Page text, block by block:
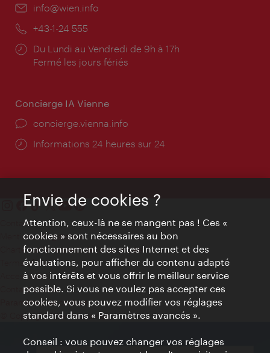
E-
info@wien.info
Téléphone:
+43-1-24 555
Horaires
d'ouverture:
Du Lundi au Vendredi de 9h à 17h
Fermé les jours fériés
Concierge IA Vienne
Ort:
concierge.vienna.info
Öffnungszeiten:
Informations 24 heures sur 24
Contact
Mentions obligatoires
Charte sur le respect de la vie privée
Terms of Use
Accessibilité
Contact presse
Paramètres de cookies
© Copyright WienTourismus
Envie de cookies ?
Attention, ceux-là ne se mangent pas ! Ces «
cookies » sont nécessaires au bon
fonctionnement des sites Internet et des
évaluations, pour afficher du contenu adapté
à vos intérêts et vous offrir le meilleur service
possible. Si vous ne voulez pas accepter ces
cookies, vous pouvez modifier vos réglages
standard dans « Paramètres avancés ».
Conseil : vous pouvez changer vos réglages